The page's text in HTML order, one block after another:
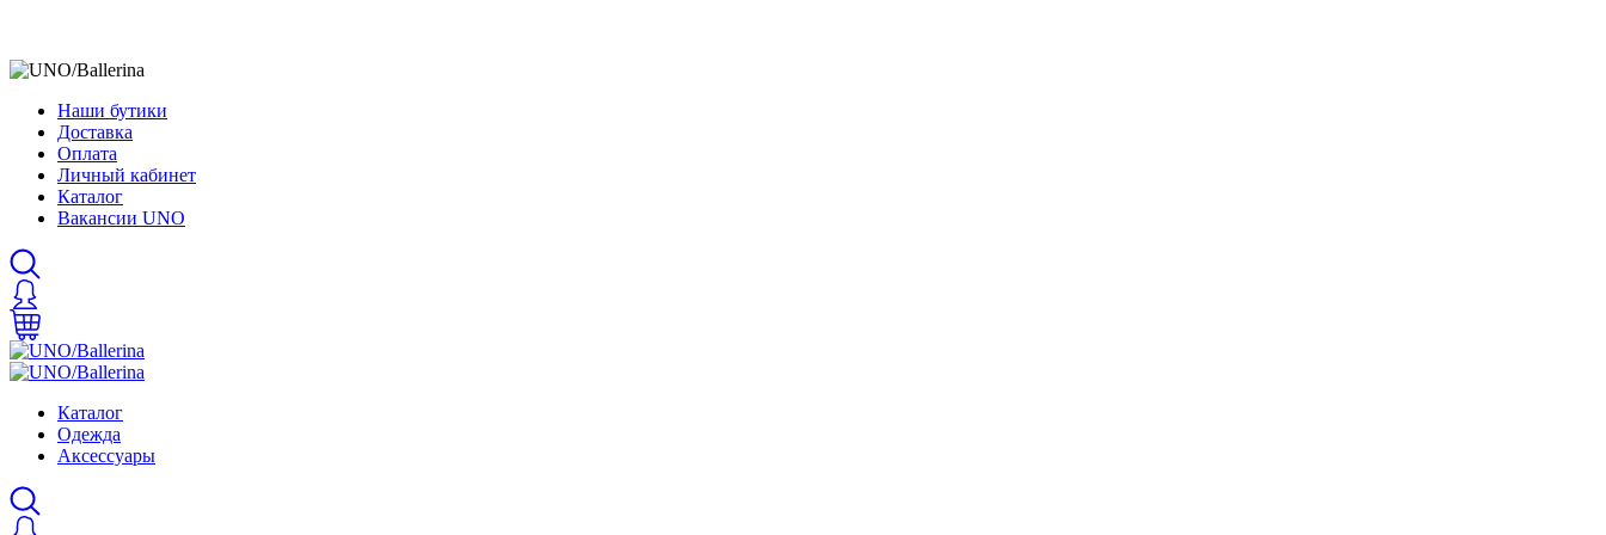
Наши бутики
Доставка
Оплата
Личный кабинет
Каталог
Вакансии UNO
Каталог
Одежда
Аксессуары